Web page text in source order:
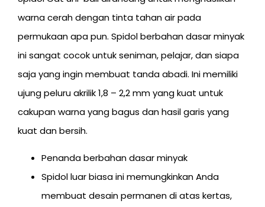
warna cerah dengan tinta tahan air pada
permukaan apa pun. Spidol berbahan dasar minyak
ini sangat cocok untuk seniman, pelajar, dan siapa
saja yang ingin membuat tanda abadi. Ini memiliki
ujung peluru akrilik 1,8 – 2,2 mm yang kuat untuk
cakupan warna yang bagus dan hasil garis yang
kuat dan bersih.
Penanda berbahan dasar minyak
Spidol luar biasa ini memungkinkan Anda
membuat desain permanen di atas kertas,